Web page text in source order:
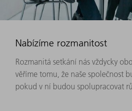
Nabízíme rozmanitost
Rozmanitá setkání nás vždycky
věříme tomu, že naše společnost
pokud v ní budou spolupracovat